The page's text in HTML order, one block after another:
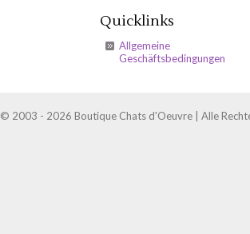
Quicklinks
Allgemeine
Geschäftsbedingungen
© 2003 - 2026 Boutique Chats d'Oeuvre | Alle